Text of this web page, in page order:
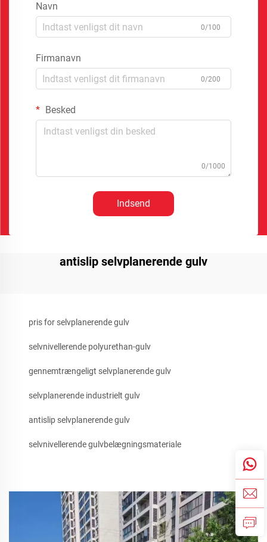
Navn
0/100
Firmanavn
0/200
Besked
0/1000
Indsend
antislip selvplanerende gulv
pris for selvplanerende gulv
selvnivellerende polyurethan-gulv
gennemtrængeligt selvplanerende gulv
selvplanerende industrielt gulv
antislip selvplanerende gulv
selvnivellerende gulvbelægningsmateriale